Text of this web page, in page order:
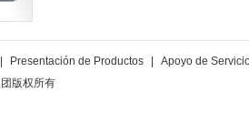
Presentación de Productos
Apoyo de
版权所有